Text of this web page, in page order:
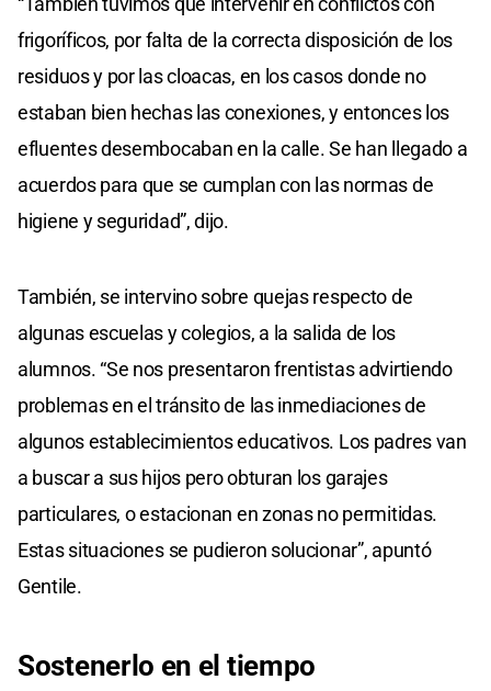
frigoríficos, por falta de la correcta disposición de los
residuos y por las cloacas, en los casos donde no
estaban bien hechas las conexiones, y entonces los
efluentes desembocaban en la calle. Se han llegado a
acuerdos para que se cumplan con las normas de
higiene y seguridad”, dijo.
También, se intervino sobre quejas respecto de
algunas escuelas y colegios, a la salida de los
alumnos. “Se nos presentaron frentistas advirtiendo
problemas en el tránsito de las inmediaciones de
algunos establecimientos educativos. Los padres van
a buscar a sus hijos pero obturan los garajes
particulares, o estacionan en zonas no permitidas.
Estas situaciones se pudieron solucionar”, apuntó
Gentile.
Sostenerlo en el tiempo